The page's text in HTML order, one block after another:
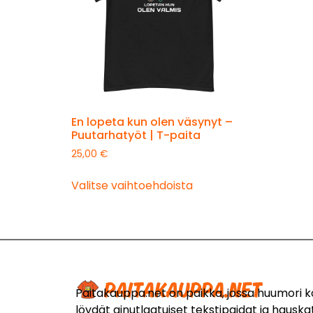
En lopeta kun olen väsynyt –
Puutarhatyöt | T-paita
25,00 €
Valitse vaihtoehdoista
Paitakauppa.net on paikka, jossa huumori
löydät ainutlaatuiset tekstipaidat ja